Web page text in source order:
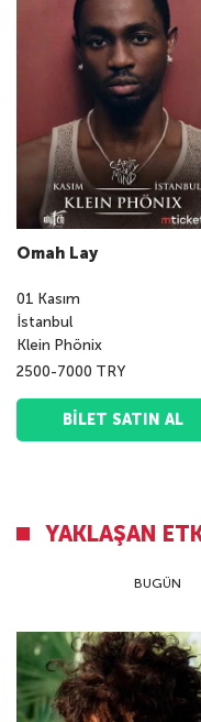
Omah Lay
01 Kasım
İstanbul
Klein Phönix
2500-7000 TRY
BILET SATIN AL
YAKLAŞAN
BUGÜN